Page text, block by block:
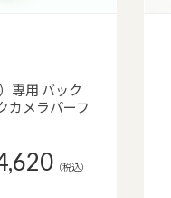
専用 バック
カメラパーフ
（税込）